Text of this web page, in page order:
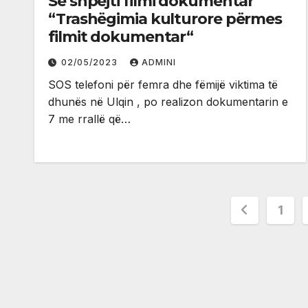
“Trashëgimia kulturore përmes
filmit dokumentar“
02/05/2023 ADMINI
SOS telefoni për femra dhe fëmijë viktima të
dhunës në Ulqin , po realizon dokumentarin e
7 me rrallë që…
Posts
1